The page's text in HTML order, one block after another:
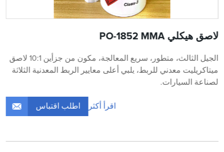
لاصق هيكلي PO-1852 MMA
الجيل الثالث، متطور، سريع المعالجة، مكون من جزأين 10:1 لاصق
ميتاكريليت معدني للربط، يلبي أعلى معايير الربط المعدنية الثلاثة
لصناعة السيارات.
اقرأ أكثر اطلب اقتباس